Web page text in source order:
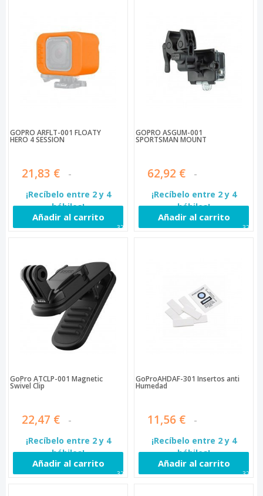
GOPRO ARFLT-001 FLOATY
HERO 4 SESSION
21,83 €
¡Recíbelo entre 2 y 4
hábiles!
Añadir al carrito
322
GOPRO ASGUM-001
SPORTSMAN MOUNT
62,92 €
¡Recíbelo entre 2 y 4
hábiles!
Añadir al carrito
324
GoPro ATCLP-001 Magnetic
Swivel Clip
22,47 €
¡Recíbelo entre 2 y 4
hábiles!
Añadir al carrito
326
GoProAHDAF-301 Insertos anti
Humedad
11,56 €
¡Recíbelo entre 2 y 4
hábiles!
Añadir al carrito
329